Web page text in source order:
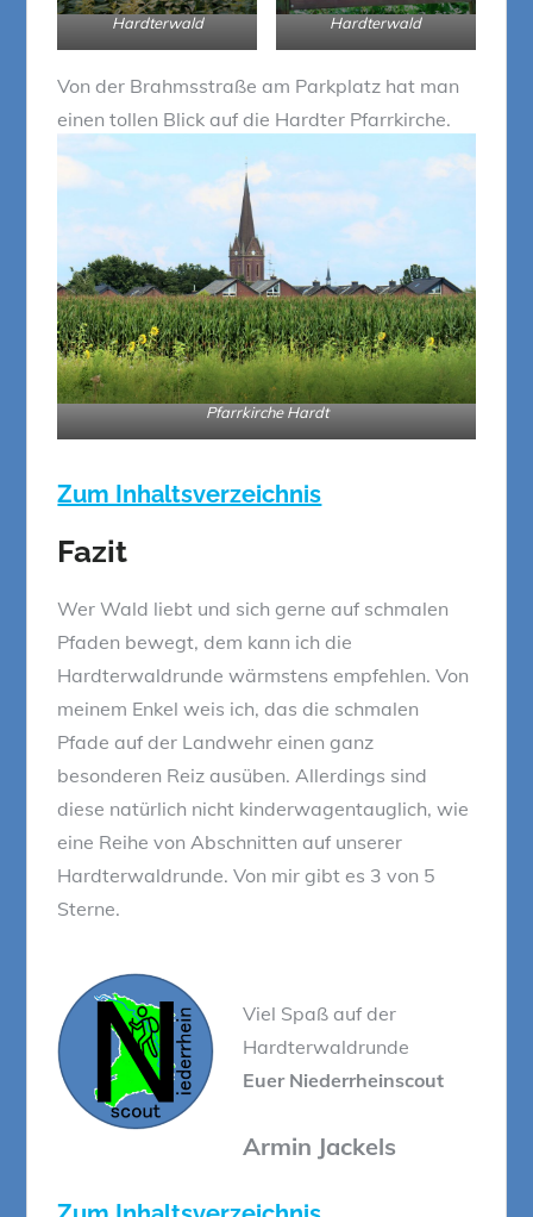
Hardterwald
Hardterwald
Von der Brahmsstraße am Parkplatz hat man
einen tollen Blick auf die Hardter Pfarrkirche.
Pfarrkirche Hardt
Zum Inhaltsverzeichnis
Fazit
Wer Wald liebt und sich gerne auf schmalen
Pfaden bewegt, dem kann ich die
Hardterwaldrunde wärmstens empfehlen. Von
meinem Enkel weis ich, das die schmalen
Pfade auf der Landwehr einen ganz
besonderen Reiz ausüben. Allerdings sind
diese natürlich nicht kinderwagentauglich, wie
eine Reihe von Abschnitten auf unserer
Hardterwaldrunde. Von mir gibt es 3 von 5
Sterne.
Viel Spaß auf der
Hardterwaldrunde
Euer Niederrheinscout
Armin Jackels